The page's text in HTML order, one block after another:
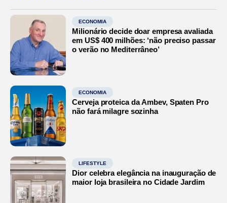
ECONOMIA
Milionário decide doar empresa avaliada
em US$ 400 milhões: ‘não preciso passar
o verão no Mediterrâneo’
ECONOMIA
Cerveja proteica da Ambev, Spaten Pro
não fará milagre sozinha
LIFESTYLE
Dior celebra elegância na inauguração de
maior loja brasileira no Cidade Jardim